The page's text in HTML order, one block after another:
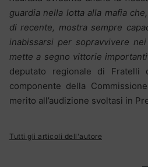
guardia nella lotta alla mafia
di recente, mostra sempre
inabissarsi per sopravvivere
mette a segno vittorie importanti
deputato regionale di Fratelli
componente della
merito all’audizione svoltasi in
Tutti gli articoli dell'autore